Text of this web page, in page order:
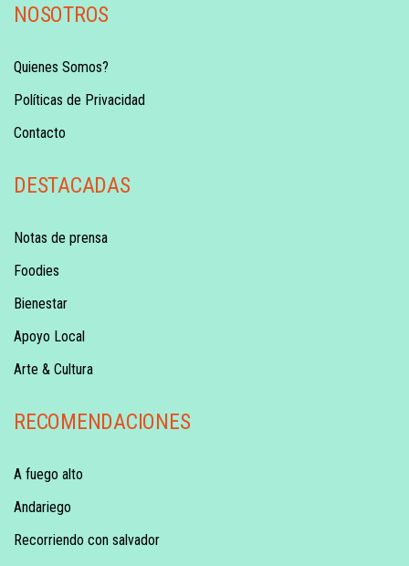
NOSOTROS
Quienes Somos?
Políticas de Privacidad
Contacto
DESTACADAS
Notas de prensa
Foodies
Bienestar
Apoyo Local
Arte & Cultura
RECOMENDACIONES
A fuego alto
Andariego
Recorriendo con salvador